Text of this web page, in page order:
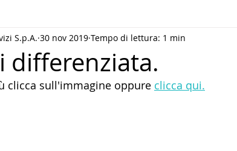
differenziata.
S.p.A. 30 nov 2019 Tempo di lettura: 1 min
clicca sull'immagine oppure clicca qui.